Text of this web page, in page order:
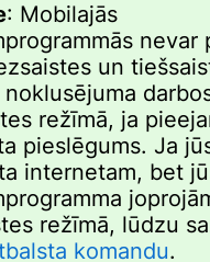
: Mobilajās
nevar
un
režīmā, ja
pieslēgums. Ja
internetam, bet
režīmā, lūdzu
komandu.